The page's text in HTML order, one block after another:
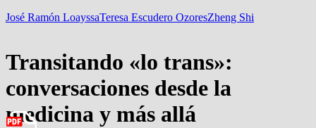
José Ramón LoayssaTeresa Escudero OzoresZheng Shi
Transitando «lo trans»:
conversaciones desde la
medicina y más allá